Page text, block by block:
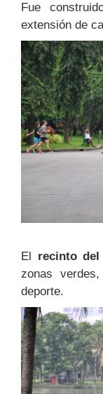
Fue
extensión de
El recinto del
zonas
deporte.